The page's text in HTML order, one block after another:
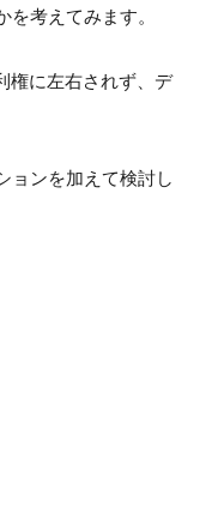
考えてみます。
に左右されず、 デ
ョンを加えて検討し